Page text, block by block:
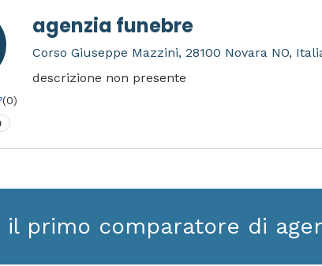
(0)
agenzia funebre
Corso Giuseppe Mazzini, 28100 Novara NO,
descrizione non presente
il primo comparatore di